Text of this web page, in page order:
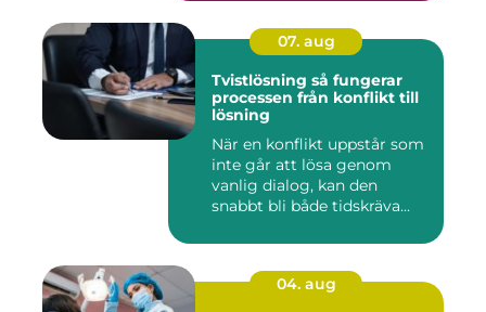
07. aug
Tvistlösning så fungerar
processen från konflikt till
lösning
När en konflikt uppstår som
inte går att lösa genom
vanlig dialog, kan den
snabbt bli både tidskräva...
04. aug